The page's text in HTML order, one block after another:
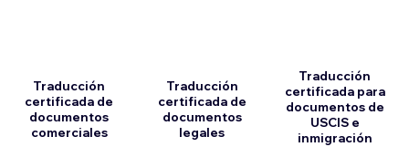
Traducción
certificada de
documentos
comerciales
Traducción
certificada de
documentos
legales
Traducción
certificada para
documentos de
USCIS e
inmigración